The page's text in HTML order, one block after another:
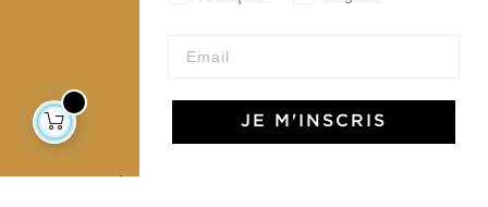
L'Art de Vivre Jamini
L'art de vivre JAMINI raconté avec poésie et élégance
JE M'INSCRIS